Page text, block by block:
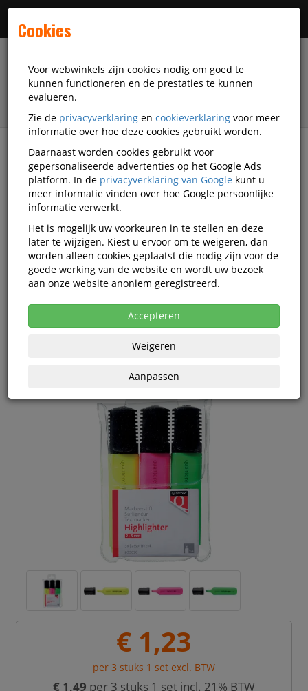
filter
Schrijfwaren Stiften Markers
Quantore
Q635090
Quantore Markeerstift assorti
beitelpunt 2-5mm, etui 3 stuks
Korting vanaf aankoop 2 eenheden, zieprijsoverzicht
€ 1,23
per 3 stuks 1 set excl. BTW
€ 1,49 per 3 stuks 1 set incl. 21% BTW
Cookies
Voor webwinkels zijn cookies nodig om goed te
kunnen functioneren en de prestaties te kunnen
evalueren.
Zie de privacyverklaring en cookieverklaring voor meer
informatie over hoe deze cookies gebruikt worden.
Daarnaast worden cookies gebruikt voor
gepersonaliseerde advertenties op het Google Ads
platform. In de privacyverklaring van Google kunt u
meer informatie vinden over hoe Google persoonlijke
informatie verwerkt.
Het is mogelijk uw voorkeuren in te stellen en deze
later te wijzigen. Kiest u ervoor om te weigeren, dan
worden alleen cookies geplaatst die nodig zijn voor de
goede werking van de website en wordt uw bezoek
aan onze website anoniem geregistreerd.
Accepteren
Weigeren
Aanpassen